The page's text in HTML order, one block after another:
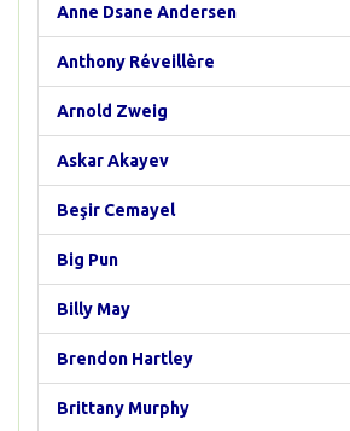
Anne Dsane Andersen
Anthony Réveillère
Arnold Zweig
Askar Akayev
Beşir Cemayel
Big Pun
Billy May
Brendon Hartley
Brittany Murphy